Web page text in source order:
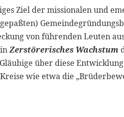
Ziel der missionalen und
von führenden Leuten
inZerstörerisches Wachstum
über diese
wie etwa die